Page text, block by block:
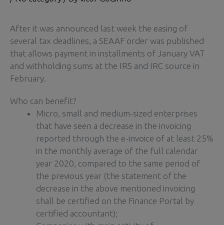
After it was announced last week the easing of
several tax deadlines, a SEAAF order was published
that allows payment in installments of January VAT
and withholding sums at the IRS and IRC source in
February.
Who can benefit?
Micro, small and medium-sized enterprises
that have seen a decrease in the invoicing
reported through the e-invoice of at least 25%
in the monthly average of the full calendar
year 2020, compared to the same period of
the previous year (the statement of the
decrease in the above mentioned invoicing
shall be certified on the Finance Portal by
certified accountant);